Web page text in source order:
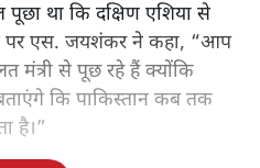
पूछा था कि दक्षिण एशिया से
पर एस. जयशंकर ने कहा, “आप
मंत्री से पूछ रहे हैं क्योंकि
कि पाकिस्तान कब तक
है।”